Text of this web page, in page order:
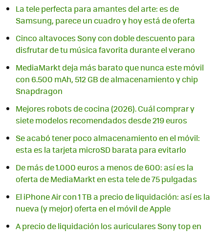
La tele perfecta para amantes del arte: es de
Samsung, parece un cuadro y hoy está de oferta
Cinco altavoces Sony con doble descuento para
disfrutar de tu música favorita durante el verano
MediaMarkt deja más barato que nunca este móvil
con 6.500 mAh, 512 GB de almacenamiento y chip
Snapdragon
Mejores robots de cocina (2026). Cuál comprar y
siete modelos recomendados desde 219 euros
Se acabó tener poco almacenamiento en el móvil:
esta es la tarjeta microSD barata para evitarlo
De más de 1.000 euros a menos de 600: así es la
oferta de MediaMarkt en esta tele de 75 pulgadas
El iPhone Air con 1 TB a precio de liquidación: así es la
nueva (y mejor) oferta en el móvil de Apple
A precio de liquidación los auriculares Sony top en